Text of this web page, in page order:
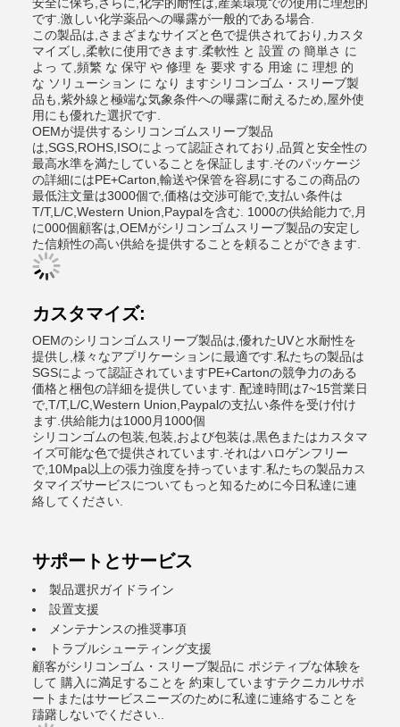
です.激しい化学薬品への曝露が一般的である場合.
この製品は,さまざまなサイズと色で提供されており,カスタ
マイズし,柔軟に使用できます.柔軟性 と 設置 の 簡単さ に
よっ て,頻繁 な 保守 や 修理 を 要求 する 用途 に 理想 的
な ソリューション に なり ますシリコンゴム・スリーブ製
品も,紫外線と極端な気象条件への曝露に耐えるため,屋外使
用にも優れた選択です.
OEMが提供するシリコンゴムスリーブ製品
は,SGS,ROHS,ISOによって認証されており,品質と安全性の
最高水準を満たしていることを保証します.そのパッケージ
の詳細にはPE+Carton,輸送や保管を容易にするこの商品の
最低注文量は3000個で,価格は交渉可能で,支払い条件は
T/T,L/C,Western Union,Paypalを含む. 1000の供給能力で,月
に000個顧客は,OEMがシリコンゴムスリーブ製品の安定し
た信頼性の高い供給を提供することを頼ることができます.
カスタマイズ:
OEMのシリコンゴムスリーブ製品は,優れたUVと水耐性を
提供し,様々なアプリケーションに最適です.私たちの製品は
SGSによって認証されていますPE+Cartonの競争力のある
価格と梱包の詳細を提供しています. 配達時間は7~15営業日
で,T/T,L/C,Western Union,Paypalの支払い条件を受け付け
ます.供給能力は1000月1000個
シリコンゴムの包装,包装,および包装は,黒色またはカスタマ
イズ可能な色で提供されています.それはハロゲンフリー
で,10Mpa以上の張力強度を持っています.私たちの製品カス
タマイズサービスについてもっと知るために今日私達に連
絡してください.
サポートとサービス
製品選択ガイドライン
設置支援
メンテナンスの推奨事項
トラブルシューティング支援
顧客がシリコンゴム・スリーブ製品に ポジティブな体験を
して 購入に満足することを 約束していますテクニカルサポ
ートまたはサービスニーズのために私達に連絡することを
躊躇しないでください..